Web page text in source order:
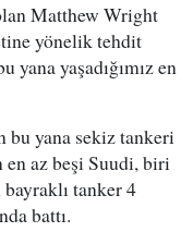
Matthew Wright
yönelik tehdit
yana yaşadığımız en
bu yana sekiz tankeri
en az beşi Suudi, biri
tanker 4
battı.